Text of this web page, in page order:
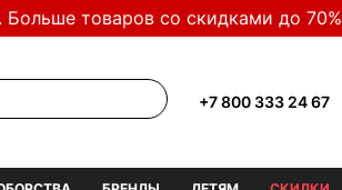
Больше товаров со скидками до 70%
+7 800 333 24 67